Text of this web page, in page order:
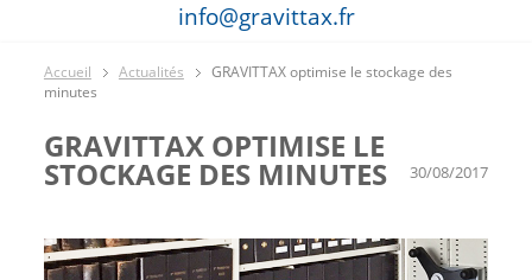
info@gravittax.fr
Accueil Actualités
GRAVITTAX optimise le stockage des
minutes
GRAVITTAX OPTIMISE LE
STOCKAGE DES MINUTES 30/08/2017